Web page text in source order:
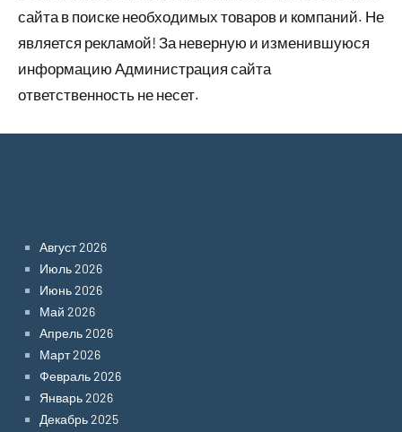
сайта в поиске необходимых товаров и компаний. Не
является рекламой! За неверную и изменившуюся
информацию Администрация сайта
ответственность не несет.
Август 2026
Июль 2026
Июнь 2026
Май 2026
Апрель 2026
Март 2026
Февраль 2026
Январь 2026
Декабрь 2025